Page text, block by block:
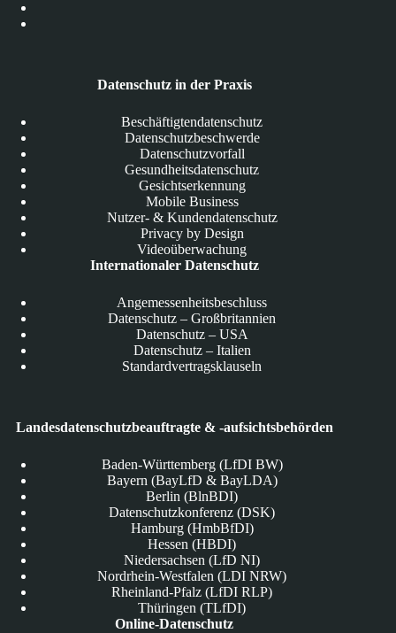
Datenschutz in der Praxis
Beschäftigtendatenschutz
Datenschutzbeschwerde
Datenschutzvorfall
Gesundheitsdatenschutz
Gesichtserkennung
Mobile Business
Nutzer- & Kundendatenschutz
Privacy by Design
Videoüberwachung
Internationaler Datenschutz
Angemessenheitsbeschluss
Datenschutz – Großbritannien
Datenschutz – USA
Datenschutz – Italien
Standardvertragsklauseln
Landesdatenschutzbeauftragte & -aufsichtsbehörden
Baden-Württemberg (LfDI BW)
Bayern (BayLfD & BayLDA)
Berlin (BlnBDI)
Datenschutzkonferenz (DSK)
Hamburg (HmbBfDI)
Hessen (HBDI)
Niedersachsen (LfD NI)
Nordrhein-Westfalen (LDI NRW)
Rheinland-Pfalz (LfDI RLP)
Thüringen (TLfDI)
Online-Datenschutz